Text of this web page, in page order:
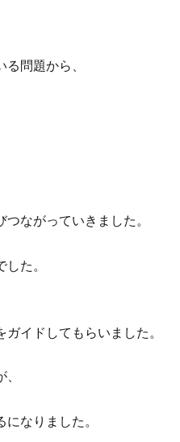
問題から、
ながっていきました。
た。
イドしてもらいました。
なりました。